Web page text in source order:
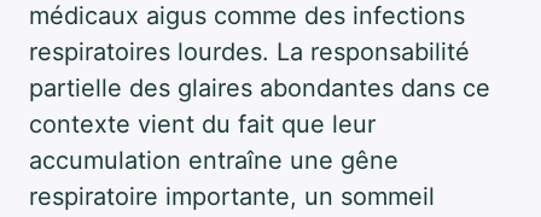
médicaux aigus comme des infections
respiratoires lourdes. La responsabilité
partielle des glaires abondantes dans ce
contexte vient du fait que leur
accumulation entraîne une gêne
respiratoire importante, un sommeil